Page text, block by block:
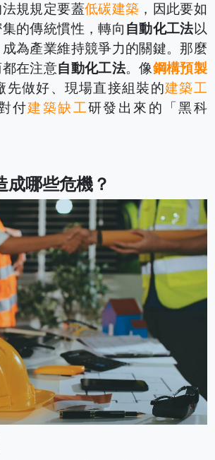
規規定要蓋低碳建築 ，因此要如
的傳統慣性，轉向 自動化工法以
為產業維持競爭力的關鍵。那麼
在注意自動化工法。像鋼構預製
先做好、現場直接組裝的建築工
付建築缺工研發出來的「黑科
成哪些危機？